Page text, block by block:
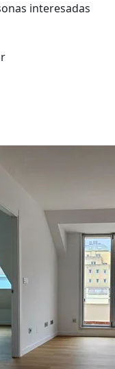
interesadas